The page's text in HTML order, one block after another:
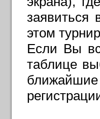
этом
Если Вы
таблице